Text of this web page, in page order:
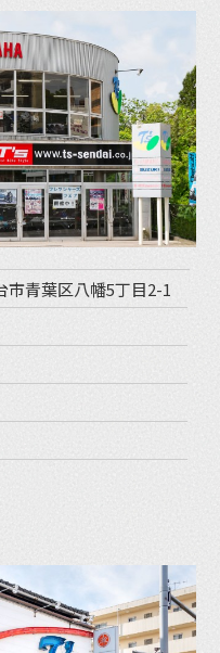
青葉区八幡5丁目2-1